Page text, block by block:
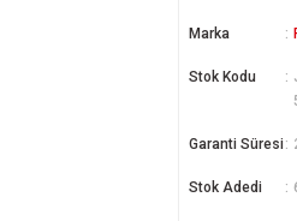
Marka
Stok Kodu
Garanti Süresi
Stok Adedi